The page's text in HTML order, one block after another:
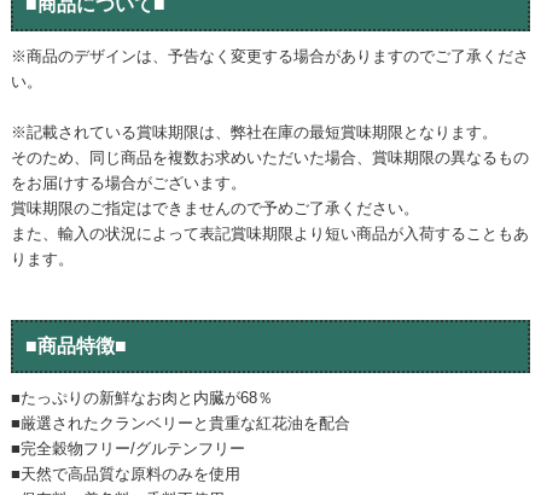
※商品のデザインは、予告なく変更する場合がありますのでご了承くださ
い。
※記載されている賞味期限は、弊社在庫の最短賞味期限となります。
そのため、同じ商品を複数お求めいただいた場合、賞味期限の異なるもの
をお届けする場合がございます。
賞味期限のご指定はできませんので予めご了承ください。
また、輸入の状況によって表記賞味期限より短い商品が入荷することもあ
ります。
■商品特徴■
■たっぷりの新鮮なお肉と内臓が68％
■厳選されたクランベリーと貴重な紅花油を配合
■完全穀物フリー/グルテンフリー
■天然で高品質な原料のみを使用